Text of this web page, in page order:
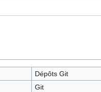
Dépôts Git
Git